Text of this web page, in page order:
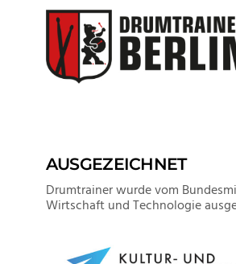
AUSGEZEICHNET
Drumtrainer wurde vom
Wirtschaft und Technologie